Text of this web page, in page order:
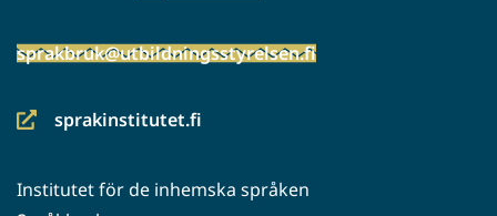
sprakbruk@utbildningsstyrelsen.fi
sprakinstitutet.fi
(siirryt
palveluun)
Institutet för de inhemska språken